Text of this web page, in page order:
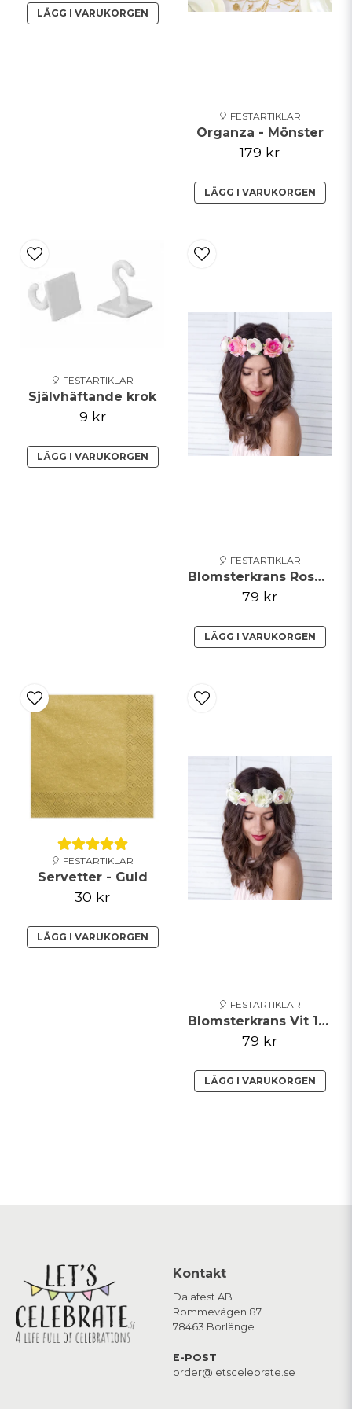
LÄGG I VARUKORGEN
🎈 FESTARTIKLAR
Organza - Mönster
179 kr
LÄGG I VARUKORGEN
🎈 FESTARTIKLAR
Självhäftande krok
9 kr
LÄGG I VARUKORGEN
🎈 FESTARTIKLAR
Blomsterkrans Rosa/Vit 17cm
79 kr
LÄGG I VARUKORGEN
🎈 FESTARTIKLAR
Servetter - Guld
30 kr
LÄGG I VARUKORGEN
🎈 FESTARTIKLAR
Blomsterkrans Vit 17cm
79 kr
LÄGG I VARUKORGEN
Kontakt
Dalafest AB
Rommevägen 87
78463 Borlänge
E-POST:
order@letscelebrate.se